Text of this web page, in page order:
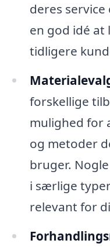
deres
en god idé at
tidligere
forskellige
mulighed for
og metoder
bruger.
i særlige
relevant for